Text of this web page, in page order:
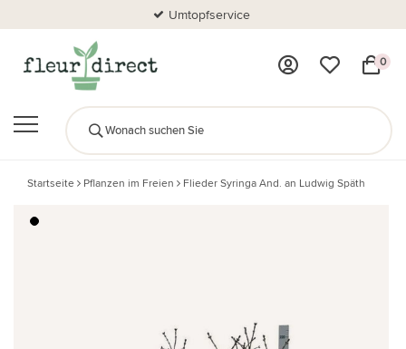
Umtopfservice
0
Startseite Pflanzen im Freien Flieder Syringa And. an Ludwig Späth